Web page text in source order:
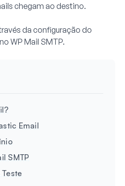
chegam ao destino.
da configuração do
WP Mail SMTP.
Email
SMTP